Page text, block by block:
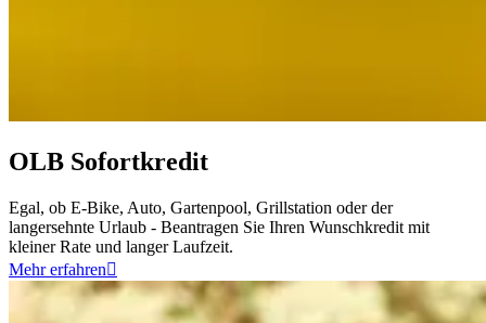
OLB Sofortkredit
Egal, ob E-Bike, Auto, Gartenpool, Grillstation oder der
langersehnte Urlaub - Beantragen Sie Ihren Wunschkredit mit
kleiner Rate und langer Laufzeit.
Mehr erfahren